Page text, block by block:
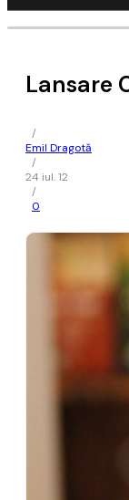
Lansare
/
Emil Dragotă
/
24 iul. 12
/
0